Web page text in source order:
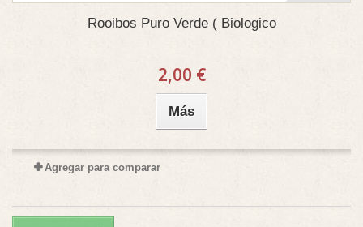
Rooibos Puro Verde ( Biologico
2,00 €
Más
Agregar para comparar